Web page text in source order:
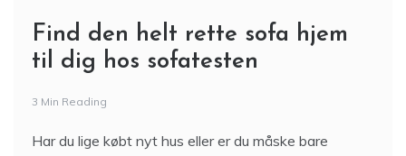
Find den helt rette sofa hjem
til dig hos sofatesten
3 Min Reading
Har du lige købt nyt hus eller er du måske bare